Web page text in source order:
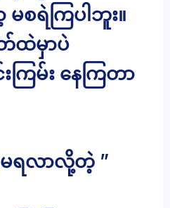
စရဲကြပါဘူး။
တ်ထဲမှာပဲ
ကြမ်း နေကြတာ
မရလာလို့တဲ့ ”